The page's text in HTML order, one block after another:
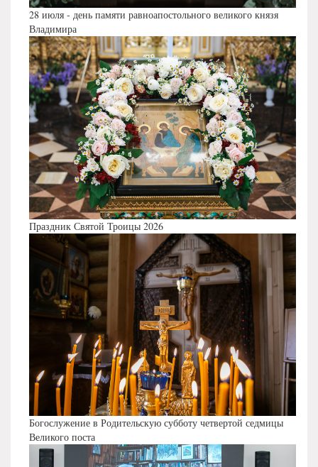
28 июля - день памяти равноапостольного великого князя
Владимира
Праздник Святой Троицы 2026
Богослужение в Родительскую субботу четвертой седмицы
Великого поста